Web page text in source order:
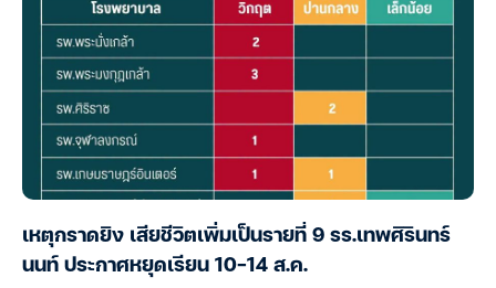
เหตุกราดยิง เสียชีวิตเพิ่มเป็นรายที่ 9 รร.เทพศิรินทร์
นนท์ ประกาศหยุดเรียน 10-14 ส.ค.